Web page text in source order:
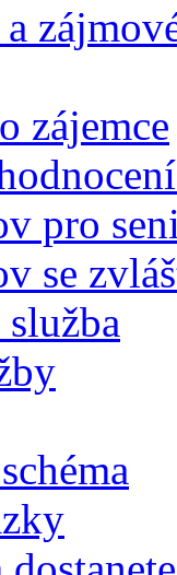
a
zájemce
pro
se